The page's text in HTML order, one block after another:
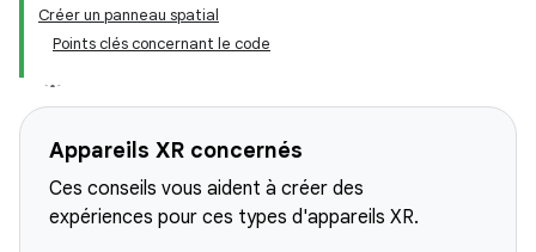
Créer un panneau spatial
Points clés concernant le code
Appareils XR concernés
Ces conseils vous aident à créer des
expériences pour ces types d'appareils XR.